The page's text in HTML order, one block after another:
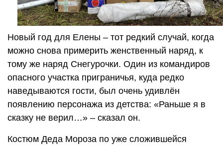
Новый год для Елены – тот редкий случай, когда
можно снова примерить женственный наряд, к
тому же наряд Снегурочки. Один из командиров
опасного участка приграничья, куда редко
наведываются гости, был очень удивлён
появлению персонажа из детства: «Раньше я в
сказку не верил…» – сказал он.
Костюм Деда Мороза по уже сложившейся